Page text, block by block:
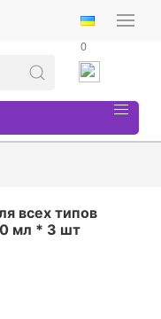
0
всех типов
мл * 3 шт